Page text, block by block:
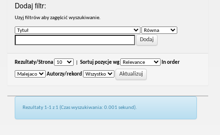
Dodaj filtr:
Uzyj filtrów aby zagęścić wyszukiwanie.
Rezultaty/Strona Sortuj pozycje wg In order
Autorzy/rekord
Rezultaty 1-1 z 1 (Czas wyszukiwania: 0.001 sekund).